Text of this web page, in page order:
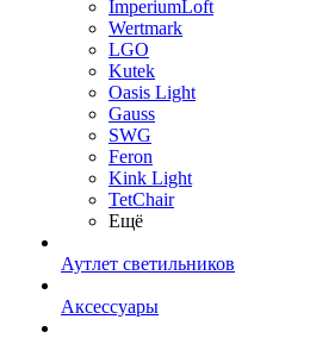
ImperiumLoft
Wertmark
LGO
Kutek
Oasis Light
Gauss
SWG
Feron
Kink Light
TetСhair
Ещё
Аутлет светильников
Аксессуары